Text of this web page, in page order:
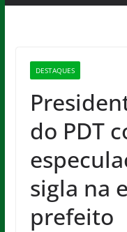
DESTAQUES
do PDT
sigla na
prefeito